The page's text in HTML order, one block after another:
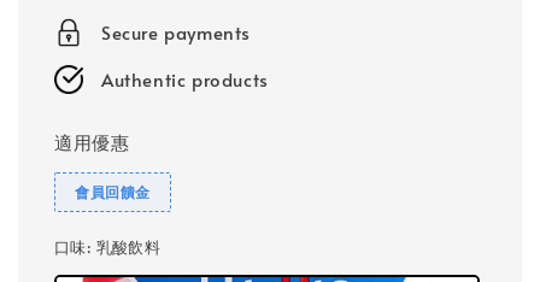
Secure payments
Authentic products
適用優惠
會員回饋金
口味: 乳酸飲料